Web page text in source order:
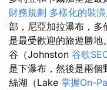
財務規劃 多樣化的裝
部，尼亞加拉瀑布，多
是最受歡迎的旅遊勝
谷（Johnston 谷歌
是下瀑布，然後是兩個
絲湖（Lake 掌握On-